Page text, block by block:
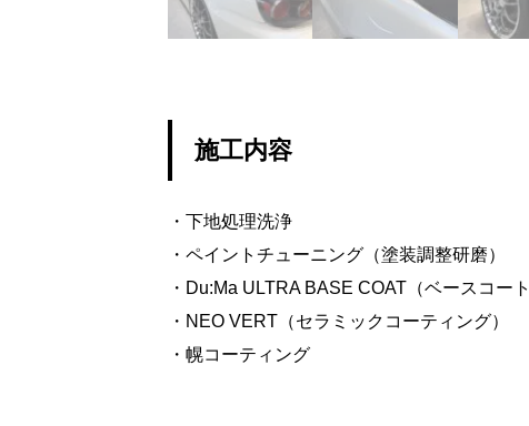
施工内容
・下地処理洗浄
・ペイントチューニング（塗装調整研磨）
・Du:Ma ULTRA BASE COAT（ベースコート
・NEO VERT（セラミックコーティング）
・幌コーティング